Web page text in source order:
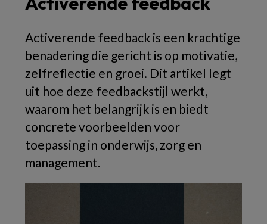
Activerende feedback is een krachtige
benadering die gericht is op motivatie,
zelfreflectie en groei. Dit artikel legt
uit hoe deze feedbackstijl werkt,
waarom het belangrijk is en biedt
concrete voorbeelden voor
toepassing in onderwijs, zorg en
management.